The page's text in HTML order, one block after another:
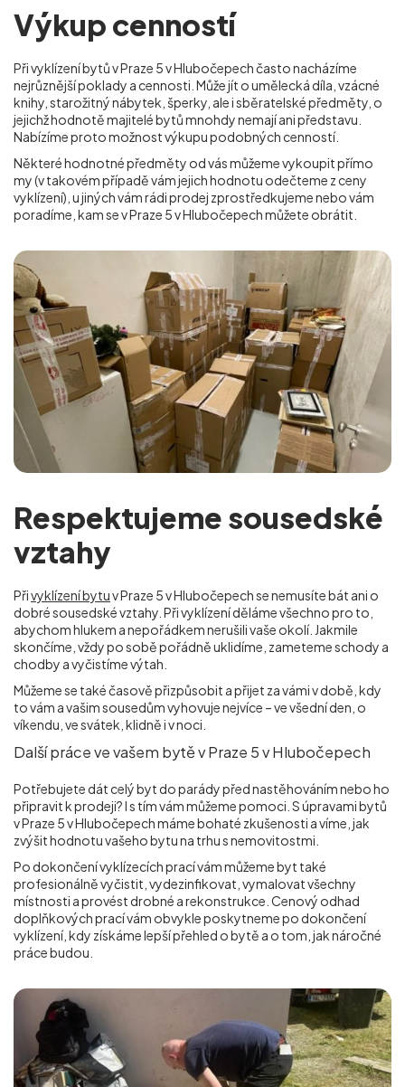
Výkup cenností
Při vyklízení bytů v Praze 5 v Hlubočepech často nacházíme
nejrůznější poklady a cennosti. Může jít o umělecká díla, vzácné
knihy, starožitný nábytek, šperky, ale i sběratelské předměty, o
jejichž hodnotě majitelé bytů mnohdy nemají ani představu.
Nabízíme proto možnost výkupu podobných cenností.
Některé hodnotné předměty od vás můžeme vykoupit přímo
my (v takovém případě vám jejich hodnotu odečteme z ceny
vyklízení), u jiných vám rádi prodej zprostředkujeme nebo vám
poradíme, kam sev Praze 5 v Hlubočepechmůžete obrátit.
Respektujeme sousedské
vztahy
Přivyklízení bytuv Praze 5 v Hlubočepech se nemusíte bát ani o
dobré sousedské vztahy. Při vyklízení děláme všechno pro to,
abychom hlukem a nepořádkem nerušili vaše okolí. Jakmile
skončíme, vždy po sobě pořádně uklidíme, zameteme schody a
chodby a vyčistíme výtah.
Můžeme se také časově přizpůsobit a přijet za vámi v době, kdy
to vám a vašim sousedům vyhovuje nejvíce – ve všední den, o
víkendu, ve svátek, klidně i v noci.
Další práce ve vašem bytě v Praze 5 v Hlubočepech
Potřebujete dát celý byt do parády před nastěhováním nebo ho
připravit k prodeji? I s tím vám můžeme pomoci. S úpravami bytů
v Praze 5 v Hlubočepech máme bohaté zkušenosti a víme, jak
zvýšit hodnotu vašeho bytu na trhu s nemovitostmi.
Po dokončení vyklízecích prací vám můžeme byt také
profesionálně vyčistit, vydezinfikovat, vymalovat všechny
místnosti a provést drobné a rekonstrukce. Cenový odhad
doplňkových prací vám obvykle poskytneme po dokončení
vyklízení, kdy získáme lepší přehled o bytě a o tom, jak náročné
práce budou.